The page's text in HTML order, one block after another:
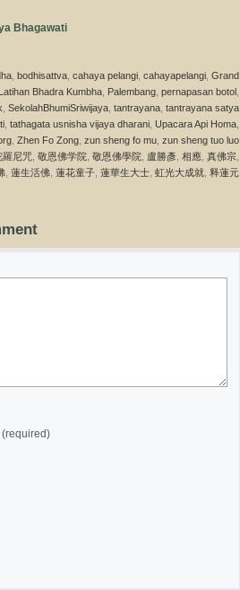
Bhagawati
bodhisattva cahaya pelangi cahayapelangi Grand
Latihan Bhadra Kumbha Palembang pernapasan botol
SekolahBhumiSriwijaya tantrayana tantrayana satya
tathagata usnisha vijaya dharani Upacara Api Homa
Zhen Fo Zong zun sheng fo mu zun sheng tuo luo
羅尼咒 敬恩佛学院 敬恩佛學院 盧勝彥 相應 真佛宗
蓮生活佛 蓮花童子 蓮華生大士 虹光大成就 释蓮元